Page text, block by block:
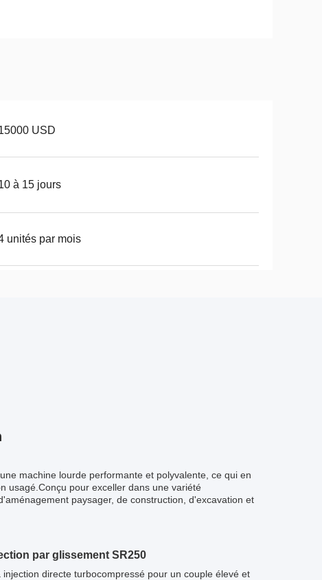
USD
à 15 jours
unités par mois
machine lourde performante et polyvalente, ce qui en
usagé.Conçu pour exceller dans une variété
paysager, de construction, d'excavation et
par glissement SR250
directe turbocompressé pour un couple élevé et